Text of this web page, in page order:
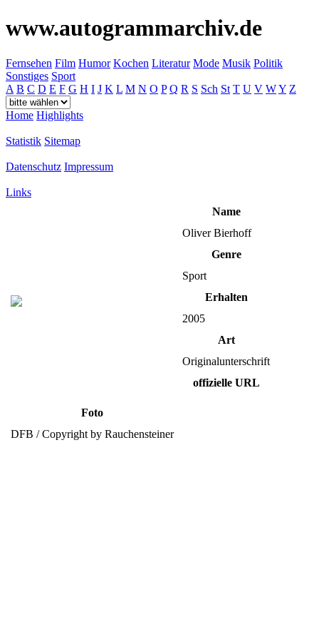
www.autogrammarchiv.de
Fernsehen Film Humor Kochen Literatur Mode Musik Politik
Sonstiges Sport
A B C D E F G H I J K L M N O P Q R S Sch St T U V WY Z
Home Highlights
Statistik Sitemap
Datenschutz Impressum
Links
Name
Oliver Bierhoff
Genre
Sport
Erhalten
2005
Art
Originalunterschrift
offizielle URL
Foto
DFB / Copyright by Rauchensteiner